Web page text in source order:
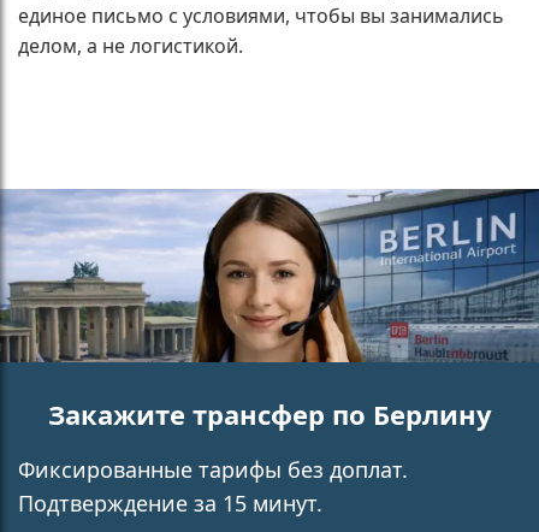
единое письмо с условиями, чтобы вы занимались
делом, а не логистикой.
Закажите трансфер по Берлину
Фиксированные тарифы без доплат.
Подтверждение за 15 минут.